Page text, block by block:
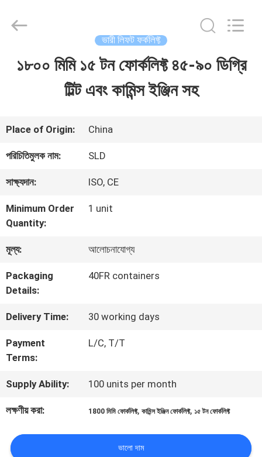
বাড়ি
আমাদের
সম্পর্কে
কারখানা
ভ্রমণ
মান
নিয়ন্ত্রণ
সাইট
ম্যাপ
POLICY
Development
Rights
ভারী লিফট ফর্কলিফ্ট
১৮০০ মিমি ১৫ টন ফোর্কলিফ্ট ৪৫-৯০ ডিগ্রি
টিল্ট এবং কামিন্স ইঞ্জিন সহ
Place of Origin: China
পরিচিতিমুলক নাম: SLD
সাক্ষ্যদান: ISO, CE
Minimum Order
Quantity:
1 unit
মূল্য: আলোচনাযোগ্য
Packaging
Details:
40FR containers
Delivery Time: 30 working days
Payment
Terms:
L/C, T/T
Supply Ability: 100 units per month
লক্ষণীয় করা: 1800 মিমি ফোর্কলিফ্ট,কামিন্স ইঞ্জিন ফোর্কলিফ্ট, ১৫ টন ফোর্কলিফ্ট
ভালো দাম